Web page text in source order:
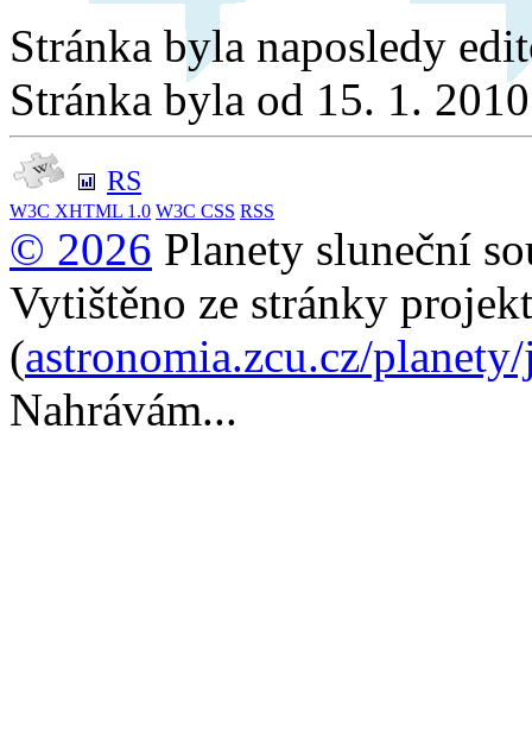
Stránka byla naposledy
Stránka byla od 15. 1.
RS
W3C XHTML 1.0 W3C CSS RSS
© 2026 Planety sluneční
Vytištěno ze stránky
(astronomia.zcu.cz/
Nahrávám...